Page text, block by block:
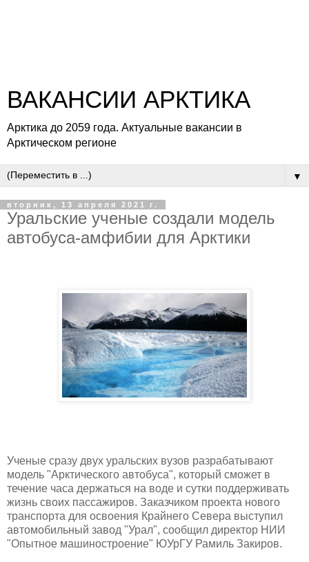
ВАКАНСИИ АРКТИКА
Арктика до 2059 года. Актуальные вакансии в
Арктическом регионе
▼
вторник, 13 апреля 2021 г.
Уральские ученые создали модель
автобуса-амфибии для Арктики
Ученые сразу двух уральских вузов разрабатывают
модель "Арктического автобуса", который сможет в
течение часа держаться на воде и сутки поддерживать
жизнь своих пассажиров. Заказчиком проекта нового
транспорта для освоения Крайнего Севера выступил
автомобильный завод "Урал", сообщил директор НИИ
"Опытное машиностроение" ЮУрГУ Рамиль Закиров.